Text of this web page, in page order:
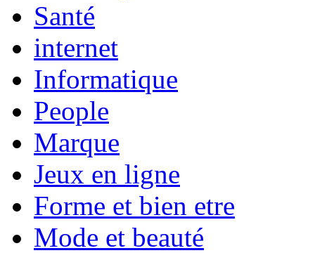
Santé
internet
Informatique
People
Marque
Jeux en ligne
Forme et bien etre
Mode et beauté